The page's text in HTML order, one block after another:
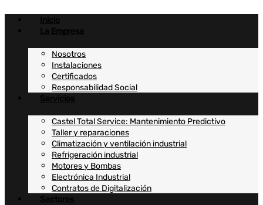
contenido
Inicio
La Empresa
Nosotros
Instalaciones
Certificados
Responsabilidad Social
Servicios
Castel Total Service: Mantenimiento Predictivo
Taller y reparaciones
Climatización y ventilación industrial
Refrigeración industrial
Motores y Bombas
Electrónica Industrial
Contratos de Digitalización
Sectores